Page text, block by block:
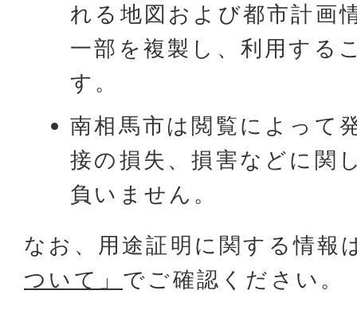
れる地図および都市計画
一部を複製し、利用する
す。
南相馬市は閲覧によって
接の損失、損害などに関
負いません。
なお、用途証明に関する情報
ついて」 でご確認ください。